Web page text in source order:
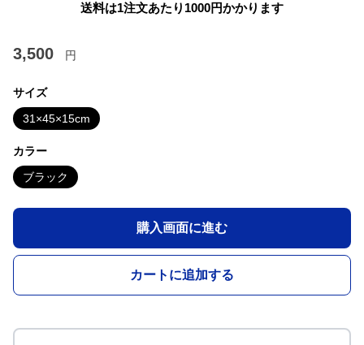
送料は1注文あたり 1000円かかります
3,500 円
サイズ
31×45×15cm
カラー
ブラック
購入画面に進む
カートに追加する